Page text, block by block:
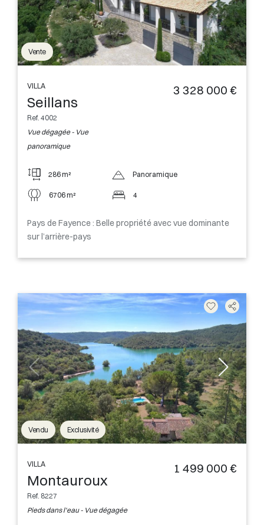
Vente
VILLA
Seillans
Ref. 4002
Vue dégagée - Vue
panoramique
3 328 000 €
286 m²
6706 m²
Panoramique
4
Pays de Fayence : Belle propriété avec vue dominante
sur l’arrière-pays
Vendu Exclusivité
VILLA
Montauroux
Ref. 8227
Pieds dans l'eau - Vue dégagée
1 499 000 €